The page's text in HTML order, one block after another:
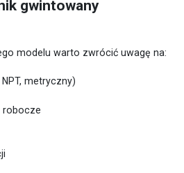
gwintowany
modelu warto zwrócić uwagę na:
metryczny)
robocze